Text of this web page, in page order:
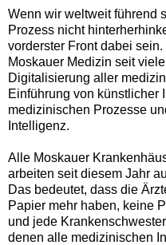
Wenn wir weltweit führend
Prozess nicht
vorderster Front dabei
Moskauer Medizin seit
Digitalisierung aller
Einführung von
medizinischen Prozesse
Intelligenz.
Alle Moskauer
arbeiten seit diesem Jahr
Das bedeutet, dass die
Papier mehr haben, keine
und jede
denen alle medizinischen